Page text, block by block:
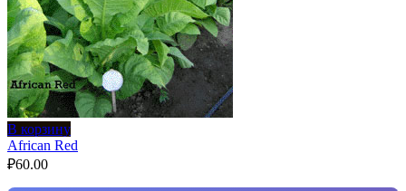
В корзину
African Red
₽60.00